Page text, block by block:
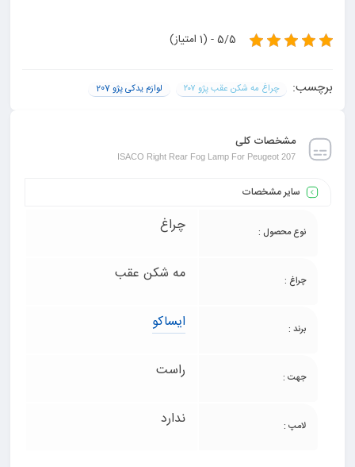
5/5 - (1 امتیاز)
برچسب: چراغ مه شکن عقب پژو ۲۰۷ لوازم یدکی پژو 207
مشخصات کلی
ISACO Right Rear Fog Lamp For Peugeot 207
سایر مشخصات
نوع محصول : چراغ
چراغ : مه شکن عقب
برند : ایساکو
جهت : راست
لامپ : ندارد